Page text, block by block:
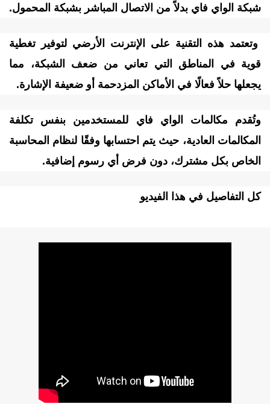
الواي فاي بدلاً من الاتصال المباشر بشبكة المحمول.
هذه التقنية على الإنترنت الأرضي لتوفير تغطية
في المناطق التي تعاني من ضعف الشبكة، مما
حلاً فعالًا في الأماكن المزدحمة أو ضعيفة الإشارة.
مكالمات الواي فاي للمستخدمين بنفس تكلفة
العادية، حيث يتم احتسابها وفقًا لنظام المحاسبة
بكل مشترك، دون فرض أي رسوم إضافية.
التفاصيل في هذا الفيديو